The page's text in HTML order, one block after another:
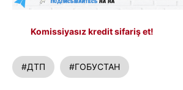
Komissiyasız kredit sifariş et!
#ДТП #ГОБУСТАН